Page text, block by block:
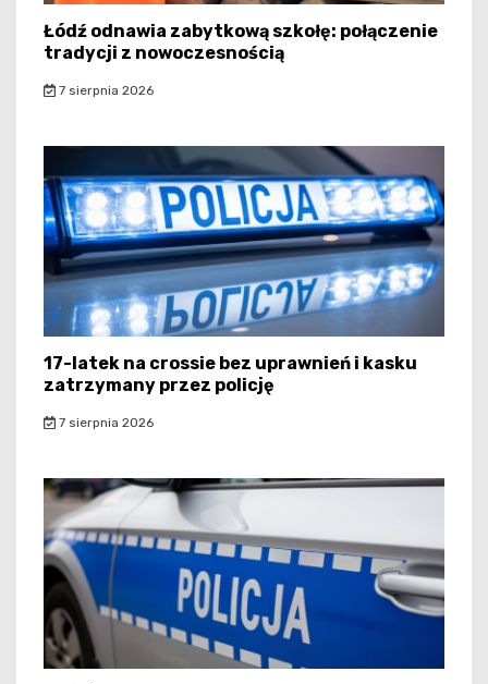
Łódź odnawia zabytkową szkołę: połączenie
tradycji z nowoczesnością
7 sierpnia 2026
17-latek na crossie bez uprawnień i kasku
zatrzymany przez policję
7 sierpnia 2026